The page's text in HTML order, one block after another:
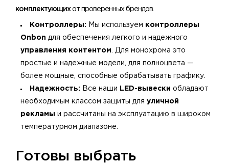
комплектующихот проверенных брендов.
Контроллеры: Мы используем контроллеры
Onbon для обеспечения легкого и надежного
управления контентом . Для монохрома это
простые и надежные модели, для полноцвета —
более мощные, способные обрабатывать графику.
Надежность: Все наши LED-вывески обладают
необходимым классом защиты для уличной
рекламы и рассчитаны на эксплуатацию в широком
температурном диапазоне.
Готовы выбрать